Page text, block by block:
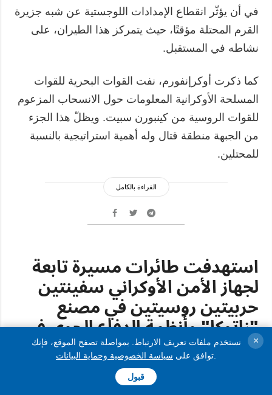
في أن يؤثّر انقطاع الإمدادات اللوجستية عن شبه جزيرة
القرم المحتلة مؤقتًا، حيث يتمركز هذا الطيران، على
نشاطه في المستقبل.
كما ذكرت أوكرإنفورم، نفت القوات البحرية للقوات
المسلحة الأوكرانية المعلومات حول الانسحاب المزعوم
للقوات الروسية من كينبورن سبيت. ويظلّ هذا الجزء
من الجبهة منطقة قتال وله أهمية استراتيجية بالنسبة
للمحتلين.
القراءة بالكامل
استهدفت طائرات مسيرة تابعة
لجهاز الأمن الأوكراني سفينتين
حربيتين روسيتين في مصنع
"زاتوكا" وأنظمة الدفاع الجوي في
كيرتش
نستخدم ملفات تعريف الارتباط. بمواصلة تصفح الموقع، فإنك
توافق على سياسة الخصوصية وحماية البيانات
قبول
×